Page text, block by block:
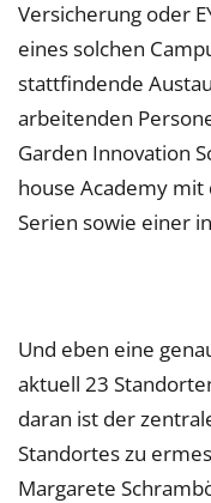
Versicherung oder
eines solchen
stattfindende
arbeitenden
Garden Innovation
house Academy
Serien sowie einer
Und eben eine
aktuell 23
daran ist der
Standortes zu
Margarete